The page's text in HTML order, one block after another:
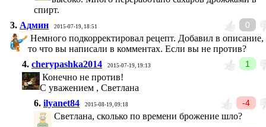
спирт.
0
3. Админ 2015-07-19, 18:51
Немного подкорректировал рецепт. Добавил в описание,
то что вы написали в комментах. Если вы не против?
1
4. cherypashka2014 2015-07-19, 19:13
Конечно не против!
С уважением , Светлана
-4
6. ilyanet84 2015-08-19, 09:18
Светлана, сколько по времени брожение шло?